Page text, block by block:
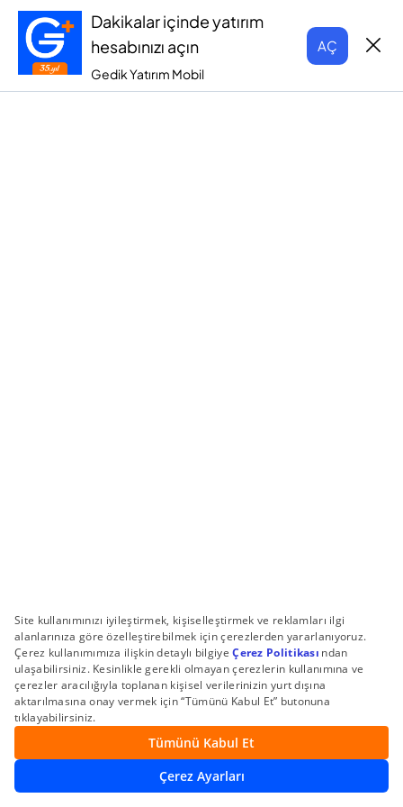
Dakikalar içinde yatırım
hesabınızı açın
Gedik Yatırım Mobil
AÇ